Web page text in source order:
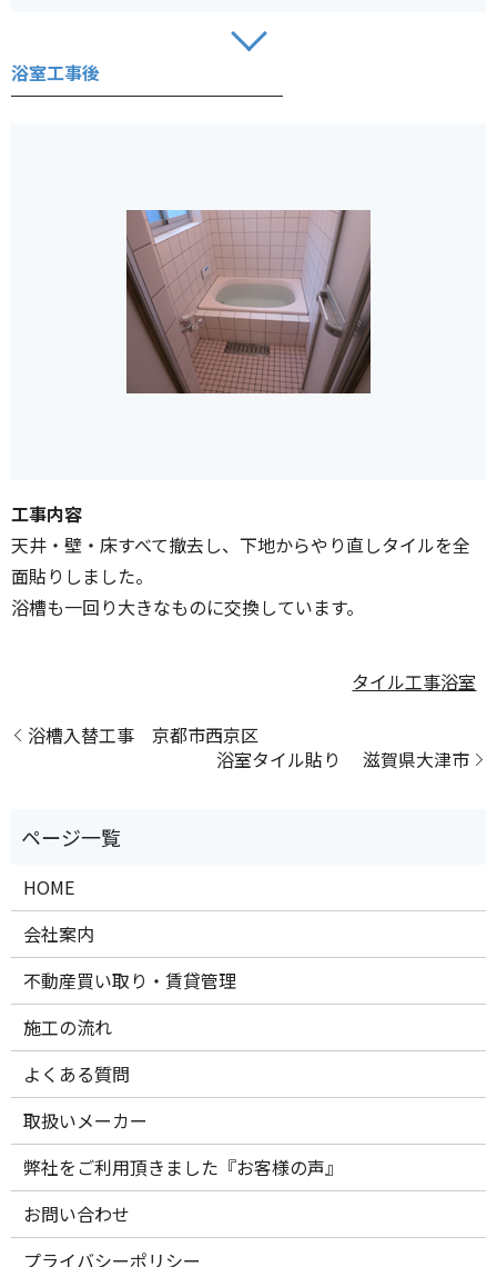
浴室工事後
工事内容
天井・壁・床すべて撤去し、下地からやり直しタイルを全
面貼りしました。
浴槽も一回り大きなものに交換しています。
タイル工事浴室
浴槽入替工事 京都市西京区
浴室タイル貼り 滋賀県大津市
HOME
会社案内
不動産買い取り・賃貸管理
施工の流れ
よくある質問
取扱いメーカー
弊社をご利用頂きました『お客様の声』
お問い合わせ
プライバシーポリシー